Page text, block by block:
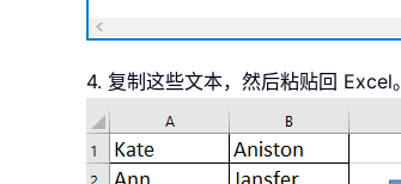
4. 复制这些文本，然后粘贴回 Excel。